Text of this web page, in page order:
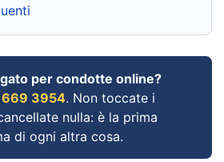
per condotte online?
3954. Non toccate i
nulla: è la prima
di ogni altra cosa.